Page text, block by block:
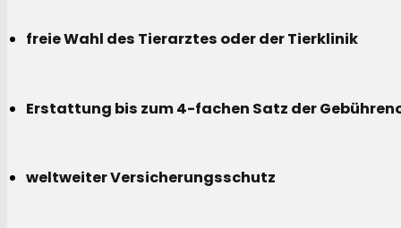
freie Wahl des Tierarztes oder der Tierklinik
Erstattung bis zum 4-fachen Satz der
weltweiter Versicherungsschutz